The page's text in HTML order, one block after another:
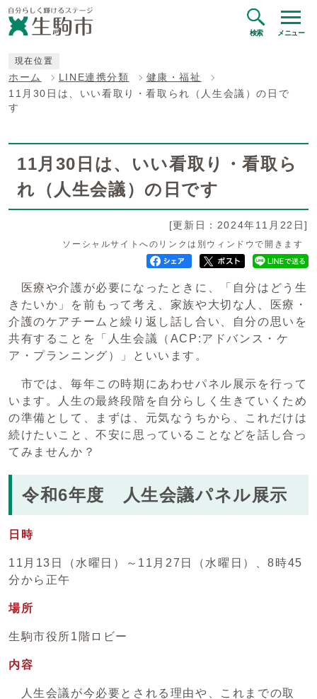
検索 メニュー
現在位置
ホーム LINE連携分類
健康・福祉
11月30日は、いい看取り・看取られ（人生会議）の日で
す
11月30日は、いい看取り・看取ら
れ（人生会議）の日です
[更新日：2024年11月22日]
ソーシャルサイトへのリンクは別ウィンドウで開きます
医療や介護が必要になったときに、「自分はどう生
きたいか」を前もって考え、家族や大切な人、医療・
介護のケアチームと繰り返し話し合い、自分の思いを
共有することを「人生会議（ACP:アドバンス・ケ
ア・プランニング）」といいます。
市では、毎年この時期にあわせパネル展示を行って
います。人生の最終段階を自分らしく生きていくため
の準備として、まずは、元気なうちから、これだけは
続けたいこと、不安に思っていることなどを話し合っ
てみませんか？
令和6年度 人生会議パネル展示
日時
11月13日（水曜日）～11月27日（水曜日）、8時45
分から正午
場所
生駒市役所1階ロビー
内容
人生会議が今必要とされる理由や、これまでの取